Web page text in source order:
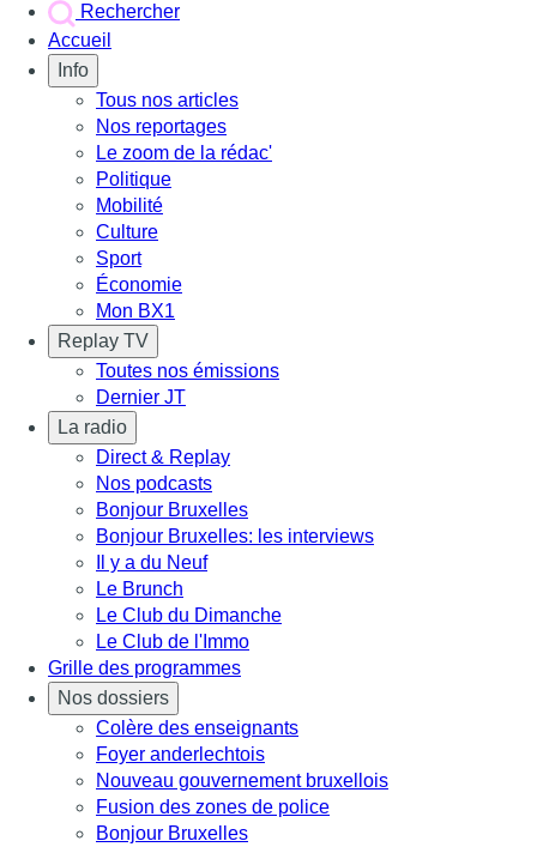
Rechercher
Accueil
Info
Tous nos articles
Nos reportages
Le zoom de la rédac'
Politique
Mobilité
Culture
Sport
Économie
Mon BX1
Replay TV
Toutes nos émissions
Dernier JT
La radio
Direct & Replay
Nos podcasts
Bonjour Bruxelles
Bonjour Bruxelles: les interviews
Il y a du Neuf
Le Brunch
Le Club du Dimanche
Le Club de l'Immo
Grille des programmes
Nos dossiers
Colère des enseignants
Foyer anderlechtois
Nouveau gouvernement bruxellois
Fusion des zones de police
Bonjour Bruxelles